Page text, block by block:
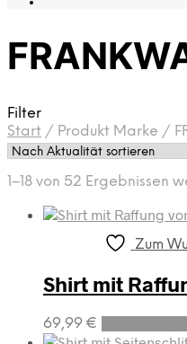
Filter
Start / Produkt Marke /
1–18 von 52 Ergebnissen
Zum
Shirt mit
69,99 €